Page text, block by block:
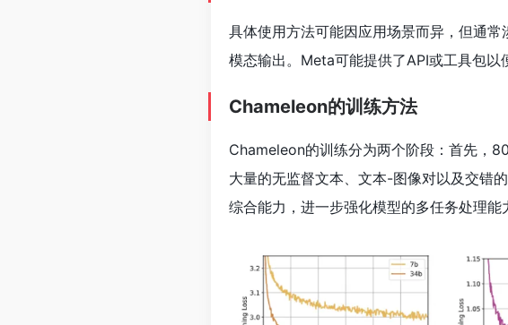
具体使用方法可能因应用场景而异，但通
模态输出。Meta可能提供了API或工具包以
Chameleon的训练方法
Chameleon的训练分为两个阶段：首先，
大量的无监督文本、文本-图像对以及交错
综合能力，进一步强化模型的多任务处理能